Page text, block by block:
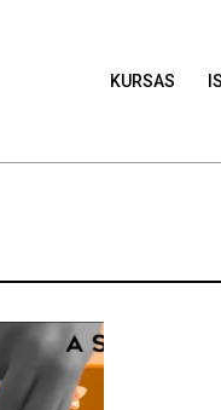
KURSAS